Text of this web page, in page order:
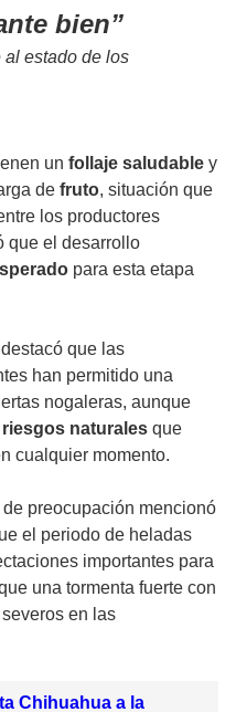
bien
al estado de los
un follaje saludable y
de fruto, situación que
los productores
que el desarrollo
para esta etapa
que las
han permitido una
nogaleras, aunque
naturales que
cualquier momento.
de preocupación mencionó
el periodo de heladas
importantes para
una tormenta fuerte con
en las
Chihuahua a la